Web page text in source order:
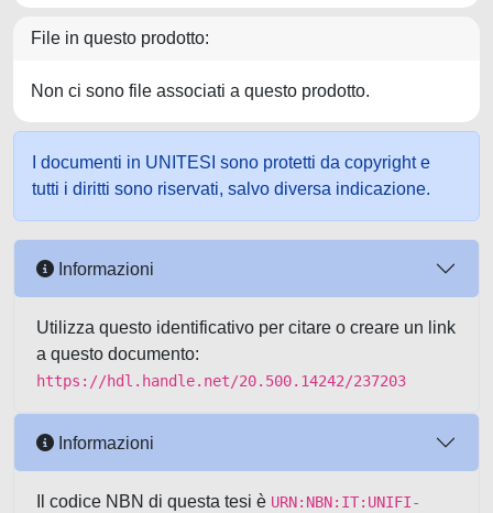
File in questo prodotto:
Non ci sono file associati a questo prodotto.
I documenti in UNITESI sono protetti da copyright e
tutti i diritti sono riservati, salvo diversa indicazione.
Informazioni
Utilizza questo identificativo per citare o creare un link
a questo documento:
https://hdl.handle.net/20.500.14242/237203
Informazioni
Il codice NBN di questa tesi è URN:NBN:IT:UNIFI-